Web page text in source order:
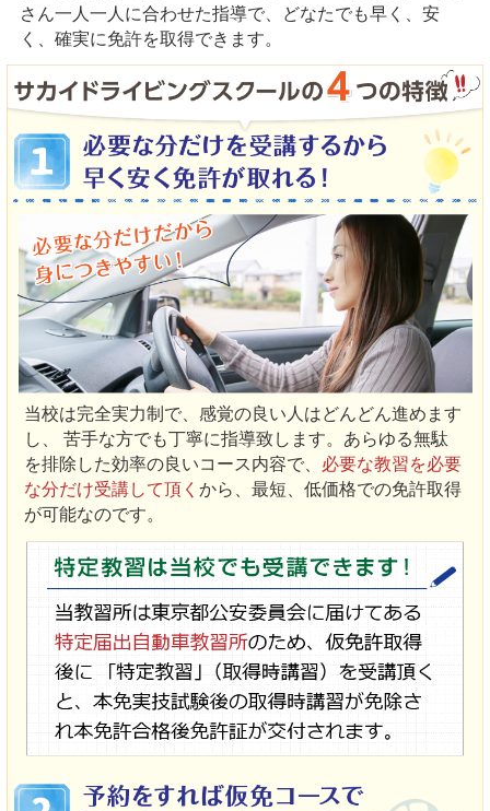
さん一人一人に合わせた指導で、どなたでも早く、安
く、確実に免許を取得できます。
当校は完全実力制で、感覚の良い人はどんどん進めます
し、 苦手な方でも丁寧に指導致します。あらゆる無駄
を排除した効率の良いコース内容で、 必要な教習を必要
な分だけ受講して頂くから、最短、低価格での免許取得
が可能なのです。